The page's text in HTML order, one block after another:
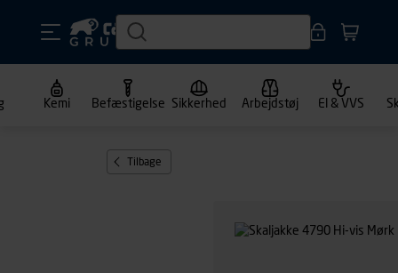
Kemi Befæstigelse Sikkerhed Arbejdstøj El & VVS
Tilbage